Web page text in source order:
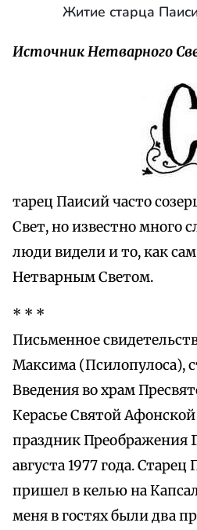
Житие старца
Источник Нетварного
тарец Паисий часто
Свет, но известно много
люди видели и то, как
Нетварным Светом.
* * *
Письменное
Максима (Псилопулоса),
Введения во храм
Керасье Святой
праздник Преображения
августа 1977 года. Старец
пришел в келью на
меня в гостях были два